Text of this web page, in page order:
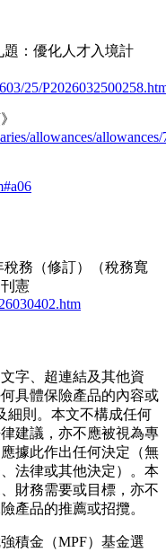
：優化人才入境計
25/
allowances/allowances/
務（修訂）（稅務寬
憲
字、超連結及其他資
具體保險產品的內容或
細則。本文不構成任何
建議，亦不應被視為專
據此作出任何決定（無
法律或其他決定）。本
財務需要或目標，亦不
產品的推薦或招攬。
積金（MPF）基金選